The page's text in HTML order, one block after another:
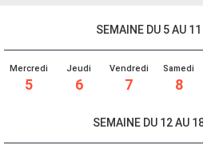
SEMAINE DU 5 AU
Mercredi
5
Jeudi
6
Vendredi
7
Samedi
8
SEMAINE DU 12 AU